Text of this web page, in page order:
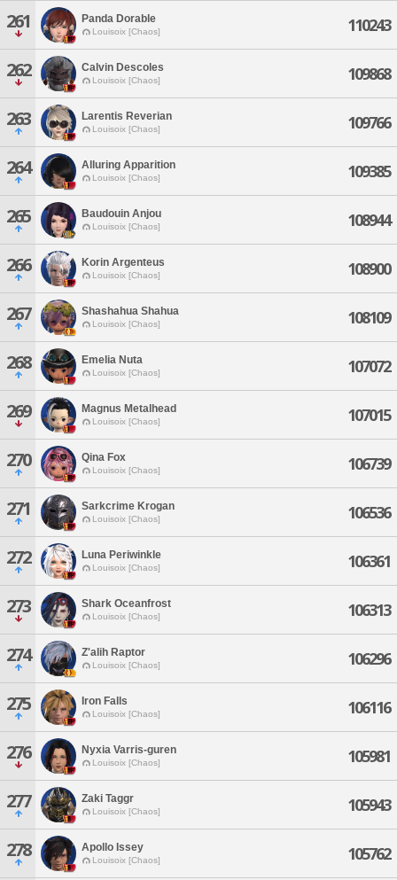
261 Panda Dorable
Louisoix [Chaos] 110243
262 Calvin Descoles
Louisoix [Chaos] 109868
263 Larentis Reverian
Louisoix [Chaos] 109766
264 Alluring Apparition
Louisoix [Chaos] 109385
265 Baudouin Anjou
Louisoix [Chaos] 108944
266 Korin Argenteus
Louisoix [Chaos] 108900
267 Shashahua Shahua
Louisoix [Chaos] 108109
268 Emelia Nuta
Louisoix [Chaos] 107072
269 Magnus Metalhead
Louisoix [Chaos] 107015
270 Qina Fox
Louisoix [Chaos] 106739
271 Sarkcrime Krogan
Louisoix [Chaos] 106536
272 Luna Periwinkle
Louisoix [Chaos] 106361
273 Shark Oceanfrost
Louisoix [Chaos] 106313
274 Z'alih Raptor
Louisoix [Chaos] 106296
275 Iron Falls
Louisoix [Chaos] 106116
276 Nyxia Varris-guren
Louisoix [Chaos] 105981
277 Zaki Taggr
Louisoix [Chaos] 105943
278 Apollo Issey
Louisoix [Chaos] 105762